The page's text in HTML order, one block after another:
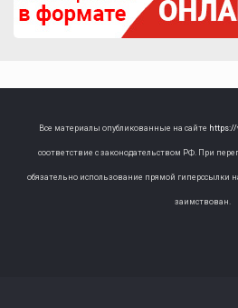
Все материалы опубликованные на сайте https://
соответствие с законодательством РФ. При
обязательно использование прямой гиперссылки
заимствован.